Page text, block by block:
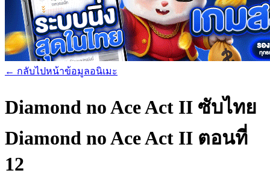
← กลับไปหน้าข้อมูลอนิเมะ
Diamond no Ace Act II ซับไทย
Diamond no Ace Act II ตอนที่
12